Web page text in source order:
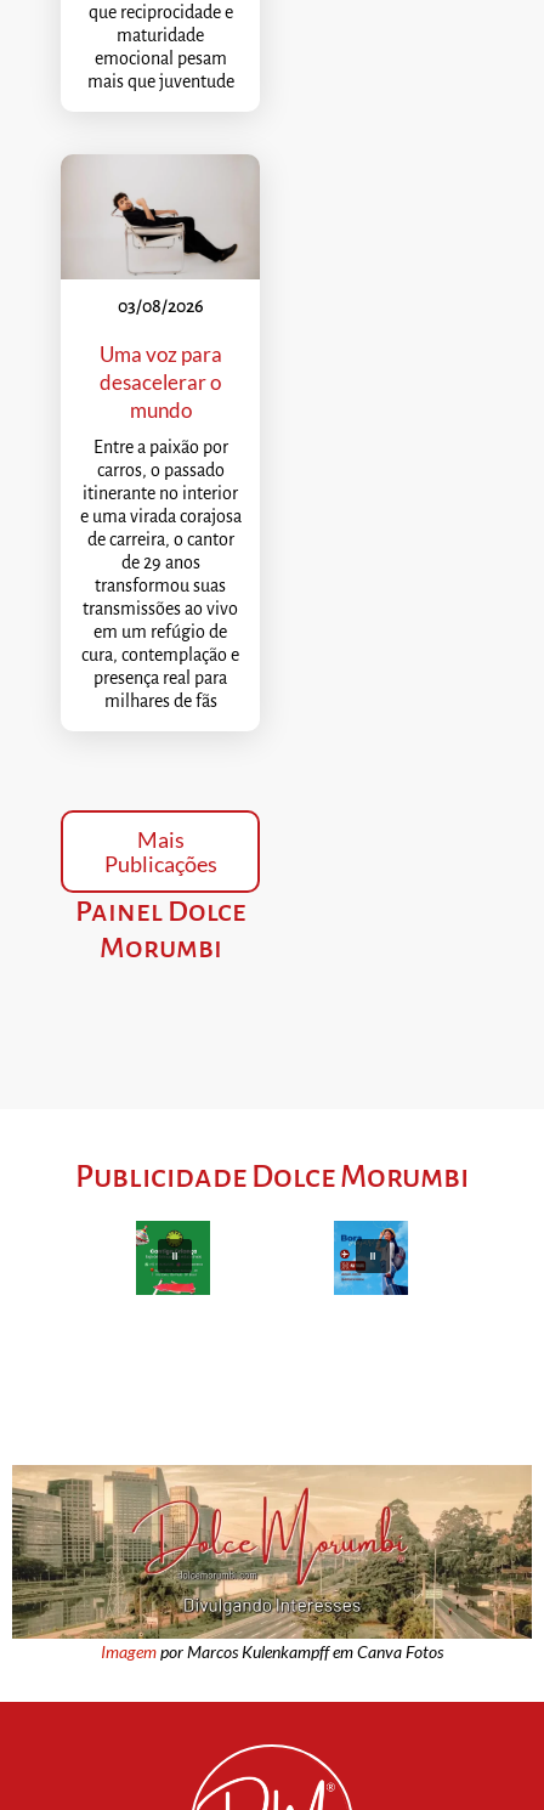
que reciprocidade e
maturidade
emocional pesam
mais que juventude
03/08/2026
Uma voz para
desacelerar o
mundo
Entre a paixão por
carros, o passado
itinerante no interior
e uma virada corajosa
de carreira, o cantor
de 29 anos
transformou suas
transmissões ao vivo
em um refúgio de
cura, contemplação e
presença real para
milhares de fãs
Mais
Publicações
Painel Dolce
Morumbi
Publicidade Dolce Morumbi
Imagempor Marcos Kulenkampff em Canva Fotos